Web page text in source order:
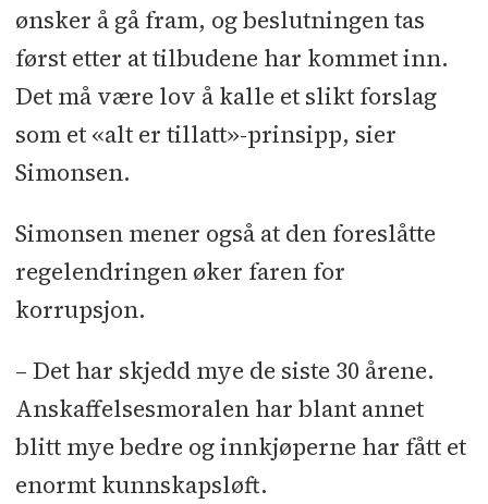
ønsker å gå fram, og beslutningen tas
først etter at tilbudene har kommet inn.
Det må være lov å kalle et slikt forslag
som et «alt er tillatt»-prinsipp, sier
Simonsen.
Simonsen mener også at den foreslåtte
regelendringen øker faren for
korrupsjon.
– Det har skjedd mye de siste 30 årene.
Anskaffelsesmoralen har blant annet
blitt mye bedre og innkjøperne har fått et
enormt kunnskapsløft.